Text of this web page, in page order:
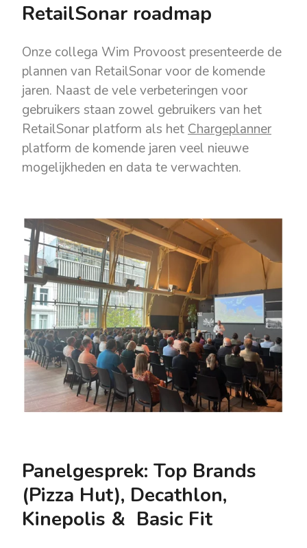
RetailSonar roadmap
Onze collega Wim Provoost presenteerde de
plannen van RetailSonar voor de komende
jaren. Naast de vele verbeteringen voor
gebruikers staan zowel gebruikers van het
RetailSonar platform als het Chargeplanner
platform de komende jaren veel nieuwe
mogelijkheden en data te verwachten.
Panelgesprek: Top Brands
(Pizza Hut), Decathlon,
Kinepolis & Basic Fit